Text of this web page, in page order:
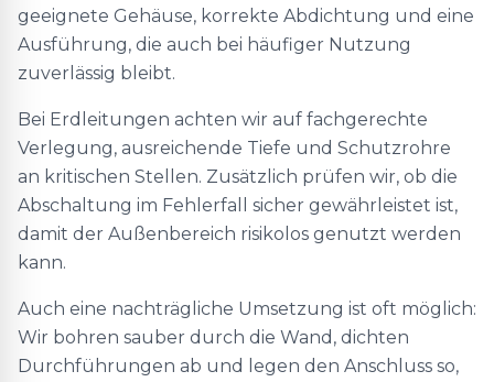
geeignete Gehäuse, korrekte Abdichtung und eine
Ausführung, die auch bei häufiger Nutzung
zuverlässig bleibt.
Bei Erdleitungen achten wir auf fachgerechte
Verlegung, ausreichende Tiefe und Schutzrohre
an kritischen Stellen. Zusätzlich prüfen wir, ob die
Abschaltung im Fehlerfall sicher gewährleistet ist,
damit der Außenbereich risikolos genutzt werden
kann.
Auch eine nachträgliche Umsetzung ist oft möglich:
Wir bohren sauber durch die Wand, dichten
Durchführungen ab und legen den Anschluss so,